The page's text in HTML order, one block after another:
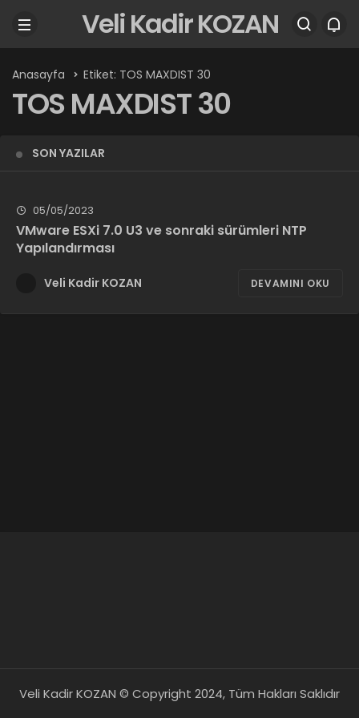
Veli Kadir KOZAN
Anasayfa Etiket: TOS MAXDIST 30
TOS MAXDIST 30
SON YAZILAR
05/05/2023
VMware ESXi 7.0 U3 ve sonraki sürümleri NTP
Yapılandırması
Veli Kadir KOZAN DEVAMINI OKU
Veli Kadir KOZAN © Copyright 2024, Tüm Hakları Saklıdır